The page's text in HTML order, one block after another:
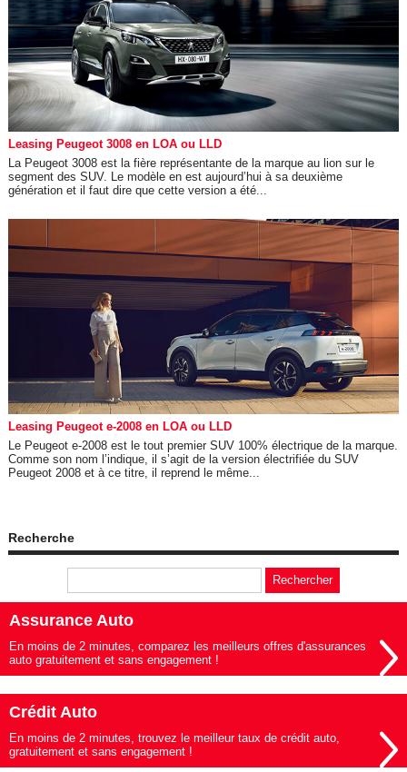
Leasing Peugeot 3008 en LOA ou LLD
La Peugeot 3008 est la fière représentante de la marque au lion sur le
segment des SUV. Le modèle en est aujourd’hui à sa deuxième
génération et il faut dire que cette version a été...
Leasing Peugeot e-2008 en LOA ou LLD
Le Peugeot e-2008 est le tout premier SUV 100% électrique de la marque.
Comme son nom l’indique, il s’agit de la version électrifiée du SUV
Peugeot 2008 et à ce titre, il reprend le même...
Recherche
Assurance Auto
En moins de 2 minutes, comparez les meilleurs offres d'assurances
auto gratuitement et sans engagement !
Crédit Auto
En moins de 2 minutes, trouvez le meilleur taux de crédit auto,
gratuitement et sans engagement !